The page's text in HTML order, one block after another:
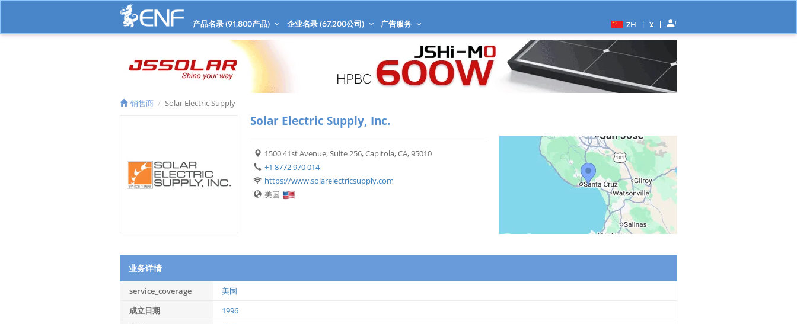
产品名录 (91,800产品) 企业名录 (67,200公司) 广告服务 ZH | ¥ |
销售商 Solar Electric Supply
Solar Electric Supply, Inc.
1500 41st Avenue, Suite 256, Capitola, CA, 95010
+1 8772 970 014
https://www.solarelectricsupply.com
美国
业务详情
service_coverage
美国
成立日期
1996